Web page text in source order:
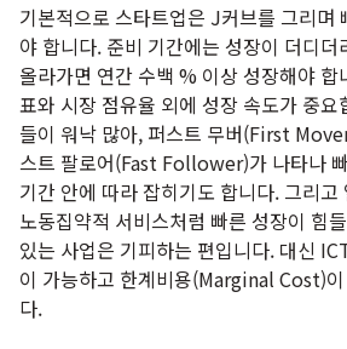
기본적으로 스타트업은 J커브를 그리며
야 합니다. 준비 기간에는 성장이 더디더
올라가면 연간 수백 % 이상 성장해야 합
표와 시장 점유율 외에 성장 속도가 중
들이 워낙 많아, 퍼스트 무버(First
스트 팔로어(Fast Follower)가 나타나
기간 안에 따라 잡히기도 합니다. 그리
노동집약적 서비스처럼 빠른 성장이 힘
있는 사업은 기피하는 편입니다. 대신
이 가능하고 한계비용(Marginal Cost)
다.